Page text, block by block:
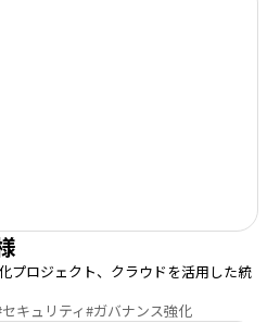
プロジェクト、クラウドを活用した統
キュリティ#ガバナンス強化